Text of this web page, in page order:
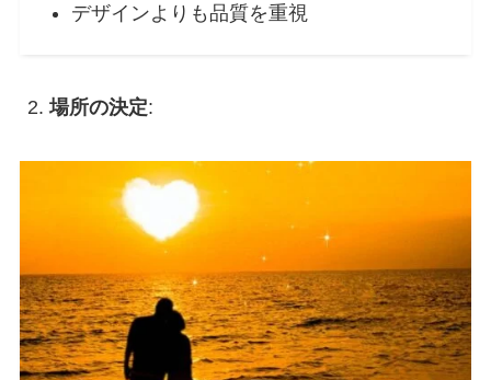
デザインよりも品質を重視
場所の決定: